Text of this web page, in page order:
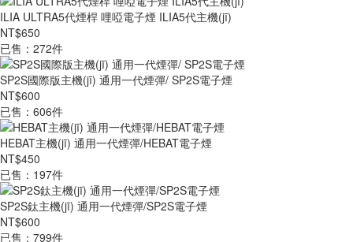
ILIA ULTRA5代煙桿 哩啞電子煙 ILIA5代主機(jī)
NT$650
已售：272件
SP2S國際版主機(jī) 通用一代煙彈/ SP2S電子煙
NT$600
已售：606件
HEBAT主機(jī) 通用一代煙彈/HEBAT電子煙
NT$450
已售：197件
SP2S鈦主機(jī) 通用一代煙彈/SP2S電子煙
NT$600
已售：799件